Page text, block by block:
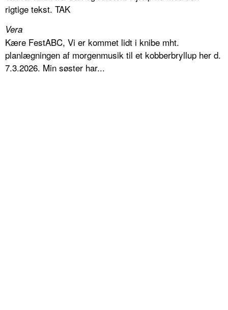
rigtige tekst. TAK
Vera
Kære FestABC, Vi er kommet lidt i knibe mht.
planlægningen af morgenmusik til et kobberbryllup her d.
7.3.2026. Min søster har...